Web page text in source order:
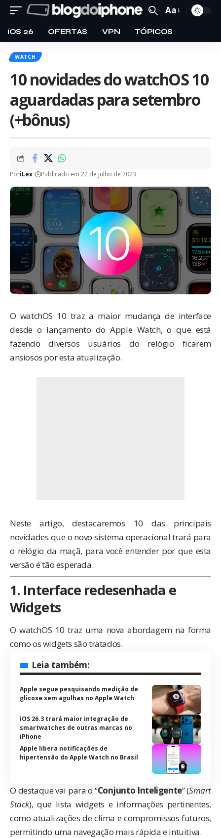
Aa
iOS 26 OFERTAS VPN TÓPICOS
WATCH
10 novidades do watchOS 10
aguardadas para setembro
(+bônus)
PoriLex Publicado em 22 de julho de 2023
O watchOS 10 traz a maior mudança de interface
desde o lançamento do Apple Watch, o que está
fazendo diversos usuários do relógio ficarem
ansiosos por esta atualização.
Neste artigo, destacaremos 10 das principais
novidades que o novo sistema operacional trará para
o relógio da maçã, para você entender por que esta
versão é tão esperada.
1. Interface redesenhada e
Widgets
O watchOS 10 traz uma nova abordagem na forma
como os widgets são tratados.
Leia também:
Apple segue pesquisando medição de
glicose sem agulhas no Apple Watch
iOS 26.3 trará maior integração de
smartwatches de outras marcas no
iPhone
Apple libera notificações de
hipertensão do Apple Watch no Brasil
O destaque vai para o “Conjunto Inteligente” (Smart
Stack), que lista widgets e informações pertinentes,
como atualizações de clima e compromissos futuros,
permitindo uma navegação mais rápida e intuitiva.